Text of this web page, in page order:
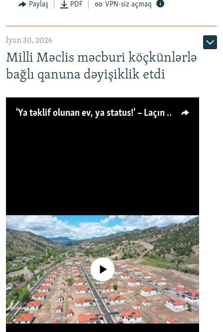
Paylaş PDF VPN-siz açmaq
İyun 30, 2026
Milli Məclis məcburi köçkünlərlə
bağlı qanuna dəyişiklik etdi
'Ya təklif olunan ev, ya status!' – Laçın köçkünü: 'Laçından başqa heç hara!'
No media source currently available